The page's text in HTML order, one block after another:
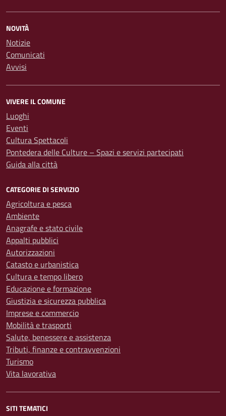
NOVITÀ
Notizie
Comunicati
Avvisi
VIVERE IL COMUNE
Luoghi
Eventi
Cultura Spettacoli
Pontedera delle Culture – Spazi e servizi partecipati
Guida alla città
CATEGORIE DI SERVIZIO
Agricoltura e pesca
Ambiente
Anagrafe e stato civile
Appalti pubblici
Autorizzazioni
Catasto e urbanistica
Cultura e tempo libero
Educazione e formazione
Giustizia e sicurezza pubblica
Imprese e commercio
Mobilità e trasporti
Salute, benessere e assistenza
Tributi, finanze e contravvenzioni
Turismo
Vita lavorativa
SITI TEMATICI